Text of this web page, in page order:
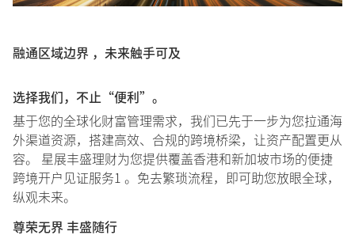
融通区域边界 ，未来触手可及
选择我们，不止“便利”。
基于您的全球化财富管理需求，我们已先于一步为您拉通海
外渠道资源，搭建高效、合规的跨境桥梁，让资产配置更从
容。 星展丰盛理财为您提供覆盖香港和新加坡市场的便捷
跨境开户见证服务1 。免去繁琐流程，即可助您放眼全球，
纵观未来。
尊荣无界 丰盛随行